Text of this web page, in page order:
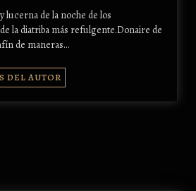
lucerna de la noche de los
la diatriba más refulgente.Donaire de
de maneras…
DEL AUTOR